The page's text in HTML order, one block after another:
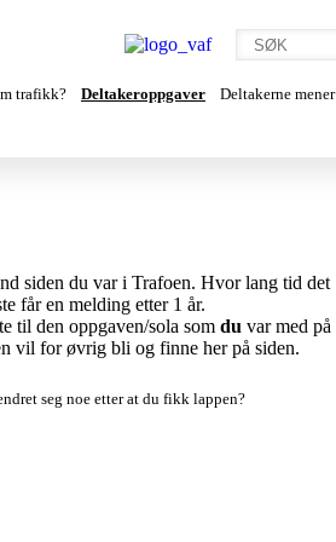
trafikk? Deltakeroppgaver Deltakerne mener
siden du var i Trafoen. Hvor lang tid det
får en melding etter 1 år.
til den oppgaven/sola som du var med på
vil for øvrig bli og finne her på siden.
seg noe etter at du fikk lappen?